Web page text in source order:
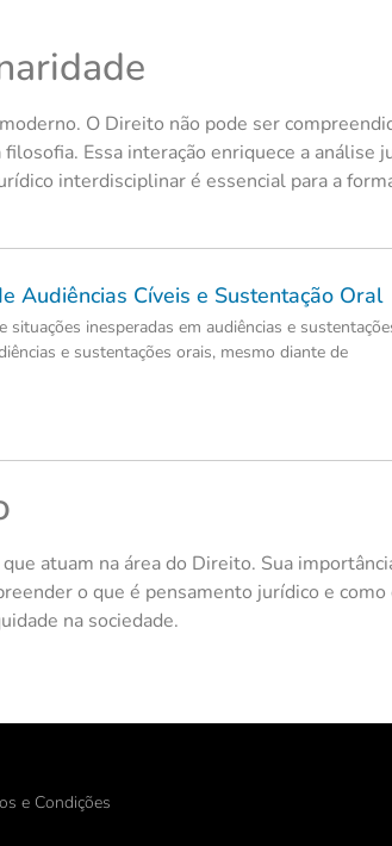
O Direito não pode ser
Essa interação enriquece a análise
interdisciplinar é essencial para a
Audiências Cíveis e Sustentação Oral
situações inesperadas em audiências e
e sustentações orais, mesmo diante de
atuam na área do Direito. Sua
o que é pensamento jurídico e
na sociedade.
e Condições